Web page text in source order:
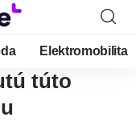
Elektromobilita
túto